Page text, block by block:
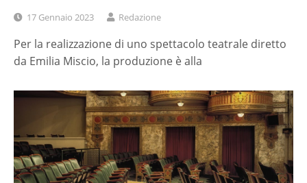
17 Gennaio 2023 Redazione
Per la realizzazione di uno spettacolo teatrale diretto
da Emilia Miscio, la produzione è alla